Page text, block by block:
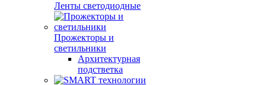
Ленты светодиодные
Прожекторы и
светильники
Архитектурная
подстветка